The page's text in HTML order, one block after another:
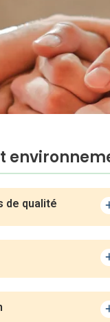
de qualité